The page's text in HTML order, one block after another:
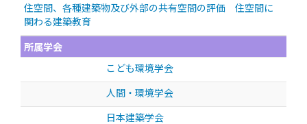
住空間、各種建築物及び外部の共有空間の評価 住空間に
関わる建築教育
所属学会
こども環境学会
人間・環境学会
日本建築学会